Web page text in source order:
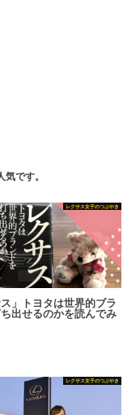
です。
レクサス女子のつぶやき
ス」トヨタは世界的ブラ
出せるのかを読んでみ
レクサス女子のつぶやき